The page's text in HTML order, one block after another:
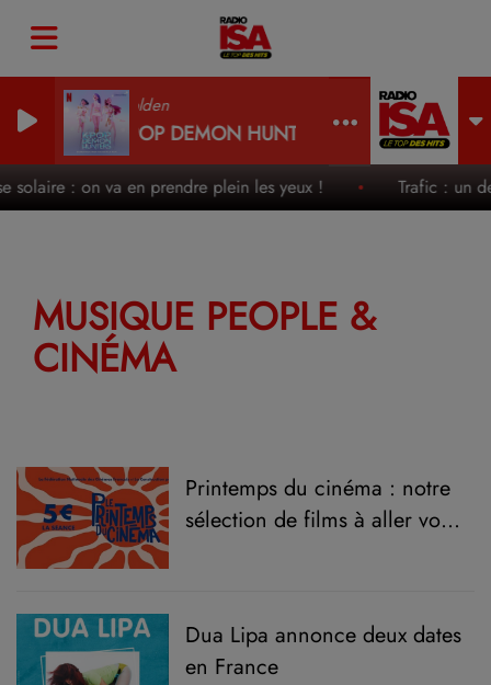
Golden
KPOP DEMON HUNTERS
: on va en prendre plein les yeux ! Trafic : un
MUSIQUE PEOPLE &
CINÉMA
Printemps du cinéma : notre
sélection de films à aller voir
Dua Lipa annonce deux dates
en France